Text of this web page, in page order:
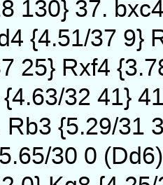
130} 37.
{4.51/37 9}
25} Rxf4
32 41}
Rb3 {5.29/31
30 0